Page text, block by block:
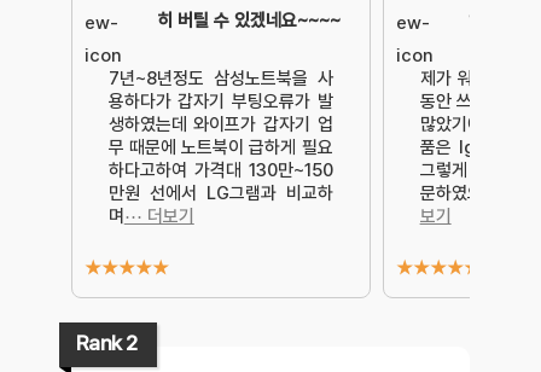
히 버틸 수 있겠네요~~~~
7년~8년정도 삼성노트북을 사
용하다가 갑자기 부팅오류가 발
생하였는데 와이프가 갑자기 업
무 때문에 노트북이 급하게 필요
하다고하여 가격대 130만~150
만원 선에서 LG그램과 비교하
며 ⋯ 더보기
★★★★★
입니다.
제가 워낙 무거
동안 쓰면서 기
많았기에 처음
품은 lg전자의
그렇게 오프라
문하였으나 이
보기
★★★★★
Rank 2